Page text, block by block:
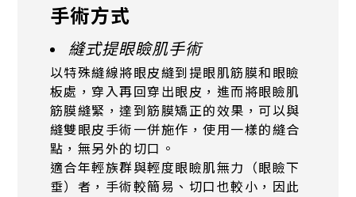
手術方式
縫式提眼瞼肌手術
以特殊縫線將眼皮縫到提眼肌筋膜和眼瞼
板處，穿入再回穿出眼皮，進而將眼瞼肌
筋膜縫緊，達到筋膜矯正的效果，可以與
縫雙眼皮手術一併施作，使用一樣的縫合
點，無另外的切口。
適合年輕族群與輕度眼瞼肌無力（眼瞼下
垂）者，手術較簡易、切口也較小，因此